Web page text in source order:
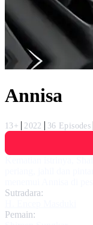
Annisa
13+ 2022 36 Episodes
Sutradara:
Pemain: